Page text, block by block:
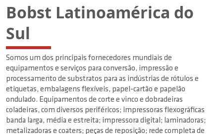
Bobst Latinoamérica do
Sul
Somos um dos principais fornecedores mundiais de
equipamentos e serviços para conversão, impressão e
processamento de substratos para as indústrias de rótulos e
etiquetas, embalagens flexíveis, papel-cartão e papelão
ondulado. Equipamentos de corte e vinco e dobradeiras
coladeiras, com diversos periféricos; impressoras flexográficas
banda larga, média e estreita; impressora digital; laminadoras;
metalizadoras e coaters; peças de reposição; rede completa de